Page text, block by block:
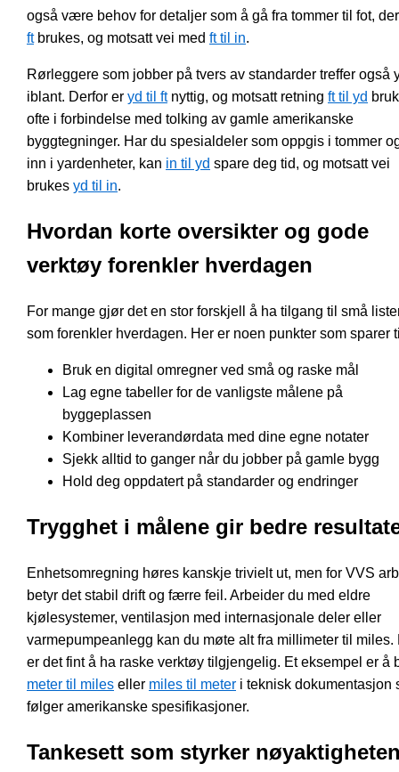
også være behov for detaljer som å gå fra tommer til fot,
ftbrukes, og motsatt vei med ft til in.
Rørleggere som jobber på tvers av standarder treffer også
iblant. Derfor er yd til ftnyttig, og motsatt retning ft til yd
ofte i forbindelse med tolking av gamle amerikanske
byggtegninger. Har du spesialdeler som oppgis i tommer
inn i yardenheter, kan in til yd spare deg tid, og motsatt vei
brukes yd til in.
Hvordan korte oversikter og gode
verktøy forenkler hverdagen
For mange gjør det en stor forskjell å ha tilgang til små
som forenkler hverdagen. Her er noen punkter som sparer
Bruk en digital omregner ved små og raske mål
Lag egne tabeller for de vanligste målene på
byggeplassen
Kombiner leverandørdata med dine egne notater
Sjekk alltid to ganger når du jobber på gamle bygg
Hold deg oppdatert på standarder og endringer
Trygghet i målene gir bedre
Enhetsomregning høres kanskje trivielt ut, men for VVS
betyr det stabil drift og færre feil. Arbeider du med eldre
kjølesystemer, ventilasjon med internasjonale deler eller
varmepumpeanlegg kan du møte alt fra millimeter til miles.
er det fint å ha raske verktøy tilgjengelig. Et eksempel er å
meter til miles eller miles til meter i teknisk dokumentasjon
følger amerikanske spesifikasjoner.
Tankesett som styrker